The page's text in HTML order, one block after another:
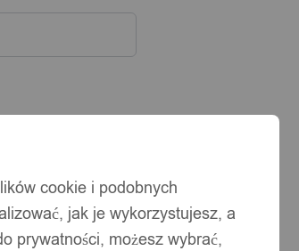
cookie i podobnych
jak je wykorzystujesz, a
prywatności, możesz wybrać,